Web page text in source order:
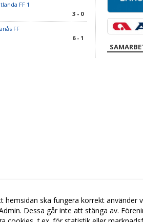
FF 1
3 - 0
FF
6 - 1
hemsidan ska fungera korrekt använder
Dessa går inte att stänga av.